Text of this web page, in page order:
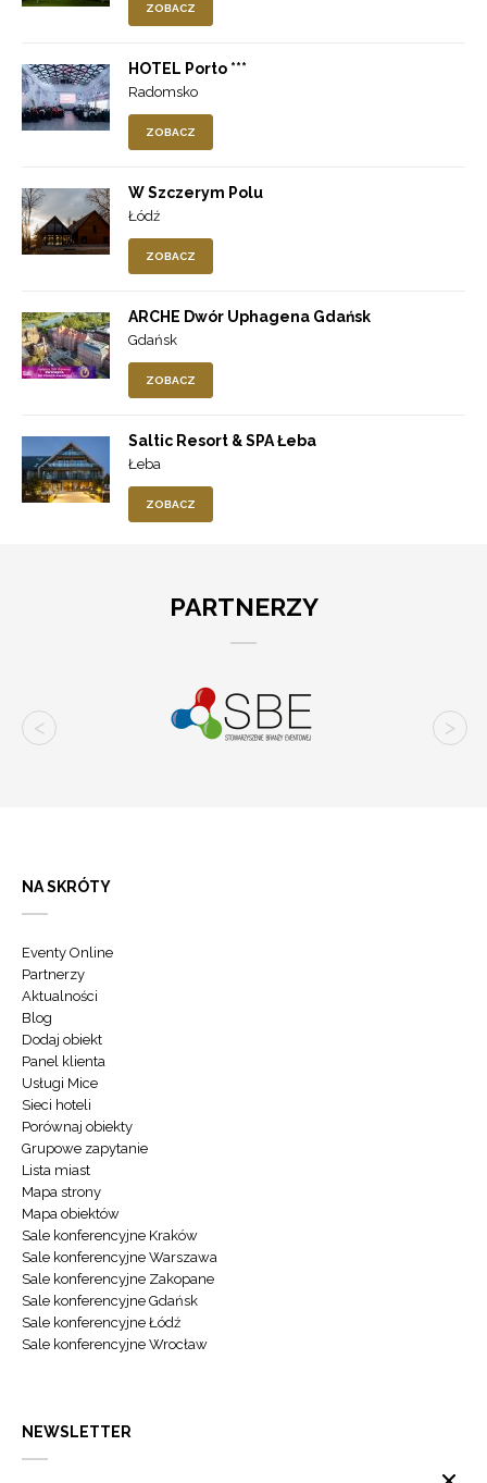
ZOBACZ
HOTEL Porto ***
Radomsko
ZOBACZ
W Szczerym Polu
Łódź
ZOBACZ
ARCHE Dwór Uphagena Gdańsk
Gdańsk
ZOBACZ
Saltic Resort & SPA Łeba
Łeba
ZOBACZ
PARTNERZY
NA SKRÓTY
Eventy Online
Partnerzy
Aktualności
Blog
Dodaj obiekt
Panel klienta
Usługi Mice
Sieci hoteli
Porównaj obiekty
Grupowe zapytanie
Lista miast
Mapa strony
Mapa obiektów
Sale konferencyjne Kraków
Sale konferencyjne Warszawa
Sale konferencyjne Zakopane
Sale konferencyjne Gdańsk
Sale konferencyjne Łódź
Sale konferencyjne Wrocław
NEWSLETTER